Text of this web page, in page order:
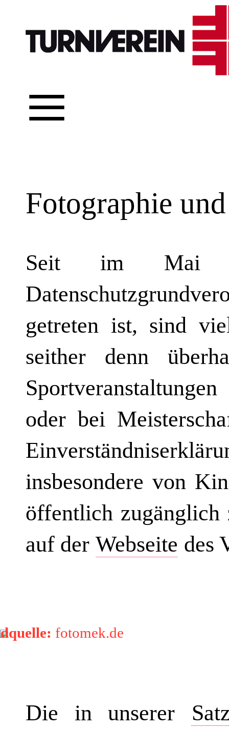
≡
Fotographie
Seit im Mai
getreten ist, sind
seither denn
oder bei
insbesondere von
öffentlich zugänglich
auf der Webseite des
fotomek.de
Die in unserer